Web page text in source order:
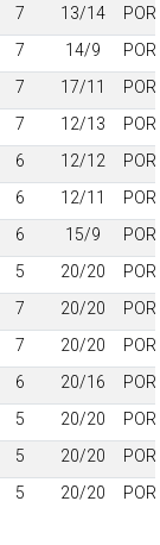
7 13/14
POR
7 14/9
POR
7 17/11
POR
7 12/13
POR
6 12/12
POR
6 12/11
POR
6 15/9 POR
5 20/20
POR
7 20/20
POR
7 20/20
POR
6 20/16
POR
5 20/20
POR
5 20/20
POR
5 20/20 POR